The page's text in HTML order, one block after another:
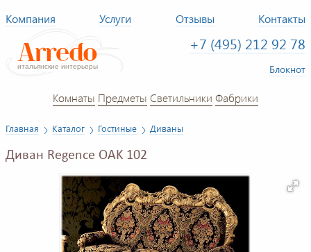
Компания Услуги Отзывы Контакты
+7 (495) 212 92 78
Блокнот
Комнаты Предметы Светильники Фабрики
Главная Каталог Гостиные Диваны
Диван Regence OAK 102